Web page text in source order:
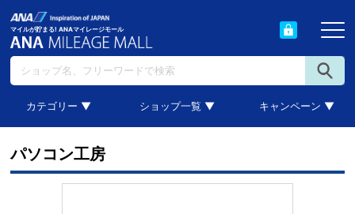
マイルが貯まる! ANAマイレージモール
カテゴリー ▼ ショップ一覧 ▼ キャンペーン ▼
パソコン工房